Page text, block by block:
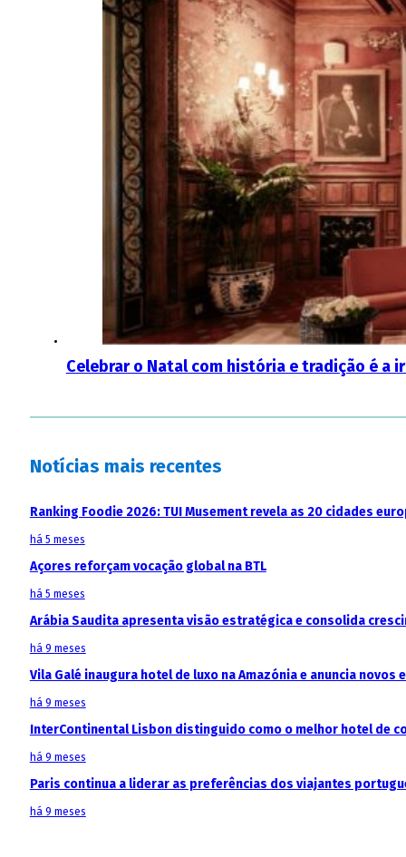
Celebrar o Natal com história e tradição é a
Notícias mais recentes
Ranking Foodie 2026: TUI Musement revela as 20 cidades
há 5 meses
Açores reforçam vocação global na BTL
há 5 meses
Arábia Saudita apresenta visão estratégica e consolida
há 9 meses
Vila Galé inaugura hotel de luxo na Amazónia e anuncia
há 9 meses
InterContinental Lisbon distinguido como o melhor hotel de
há 9 meses
Paris continua a liderar as preferências dos viajantes
há 9 meses